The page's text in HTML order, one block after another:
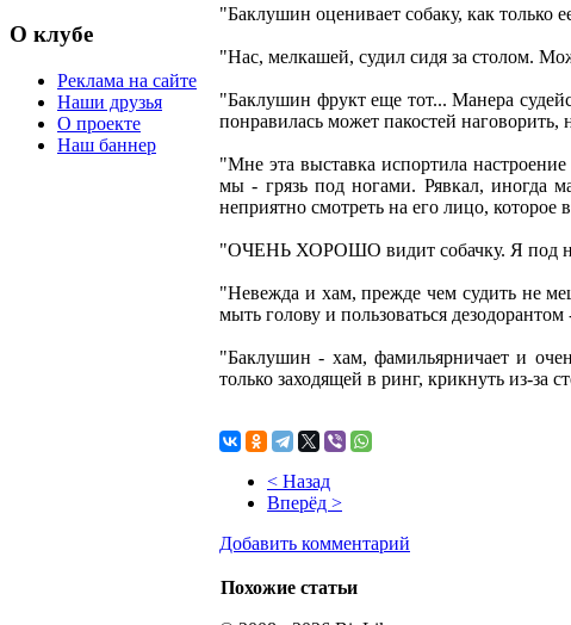
О клубе
Реклама на сайте
Наши друзья
О проекте
Наш баннер
"Баклушин оценивает собаку, как только
"Нас, мелкашей, судил сидя за столом.
"Баклушин фрукт еще тот... Манера
понравилась может пакостей
"Мне эта выставка испортила
мы - грязь под ногами. Рявкал, иногда
неприятно смотреть на его лицо,
"ОЧЕНЬ ХОРОШО видит собачку. Я под
"Невежда и хам, прежде чем судить не
мыть голову и пользоваться
"Баклушин - хам, фамильярничает и
только заходящей в ринг, крикнуть из-за
< Назад
Вперёд >
Добавить комментарий
Похожие статьи